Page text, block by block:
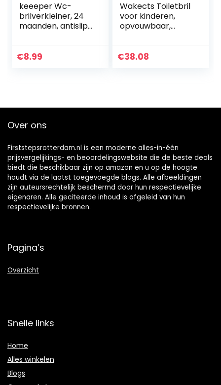
keeeper Wc-
brilverkleiner, 24
maanden, antislip,
€8.99
Wakects Toiletbril
voor kinderen,
opvouwbaar,
met antislip,
€38.08
Over ons
Firststepsrotterdam.nl is een moderne alles-in-één
prijsvergelijkings- en beoordelingswebsite die de beste deals
biedt die beschikbaar zijn op amazon en u op de hoogte
houdt via de laatst toegevoegde blogs. Alle afbeeldingen
zijn auteursrechtelijk beschermd door hun respectievelijke
eigenaren. Alle geciteerde inhoud is afgeleid van hun
respectievelijke bronnen.
Pagina’s
Overzicht
Snelle links
Home
Alles winkelen
Blogs